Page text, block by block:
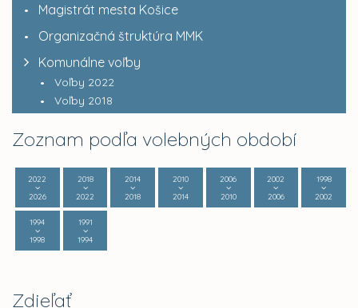
Magistrát mesta Košice
Organizačná štruktúra MMK
Komunálne voľby
Voľby 2022
Voľby 2018
Zoznam podľa volebných období
2022
2026
2018
2022
2014
2018
2010
2014
2006
2010
2002
2006
1998
2002
1994
1998
1991
1994
Zdieľať